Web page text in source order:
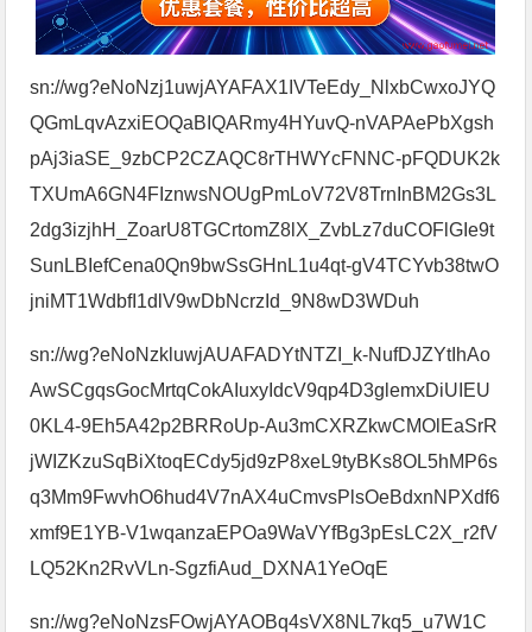
sn://wg?eNoNzj1uwjAYAFAX1IVTeEdy_NlxbCwxoJYQ
QGmLqvAzxiEOQaBIQARmy4HYuvQ-nVAPAePbXgsh
pAj3iaSE_9zbCP2CZAQC8rTHWYcFNNC-pFQDUK2k
TXUmA6GN4FIznwsNOUgPmLoV72V8TrnInBM2Gs3L
2dg3izjhH_ZoarU8TGCrtomZ8lX_ZvbLz7duCOFlGIe9t
SunLBIefCena0Qn9bwSsGHnL1u4qt-gV4TCYvb38twO
jniMT1WdbfI1dlV9wDbNcrzId_9N8wD3WDuh
sn://wg?eNoNzkluwjAUAFADYtNTZI_k-NufDJZYtIhAo
AwSCgqsGocMrtqCokAIuxyIdcV9qp4D3glemxDiUIEU
0KL4-9Eh5A42p2BRRoUp-Au3mCXRZkwCMOlEaSrR
jWIZKzuSqBiXtoqECdy5jd9zP8xeL9tyBKs8OL5hMP6s
q3Mm9FwvhO6hud4V7nAX4uCmvsPlsOeBdxnNPXdf6
xmf9E1YB-V1wqanzaEPOa9WaVYfBg3pEsLC2X_r2fV
LQ52Kn2RvVLn-SgzfiAud_DXNA1YeOqE
sn://wg?eNoNzsFOwjAYAOBq4sVX8NL7kq5_u7W1C